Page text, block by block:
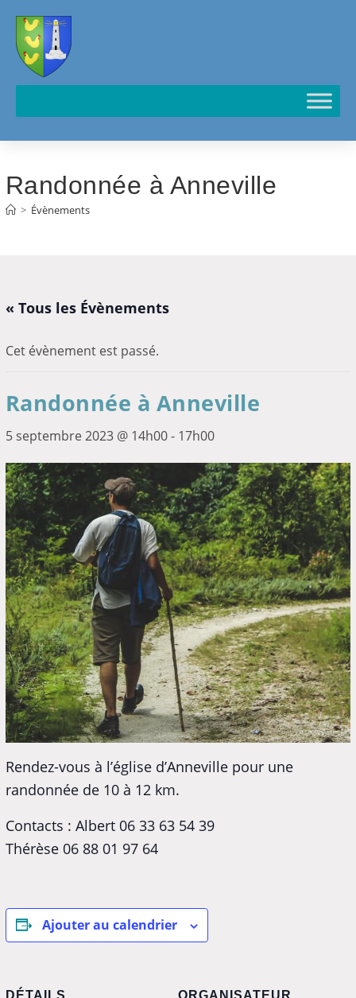
Randonnée à Anneville
> Évènements
« Tous les Évènements
Cet évènement est passé.
Randonnée à Anneville
5 septembre 2023 @ 14h00- 17h00
Rendez-vous à l’église d’Anneville pour une
randonnée de 10 à 12 km.
Contacts : Albert 06 33 63 54 39
Thérèse 06 88 01 97 64
Ajouter au calendrier
DÉTAILS ORGANISATEUR